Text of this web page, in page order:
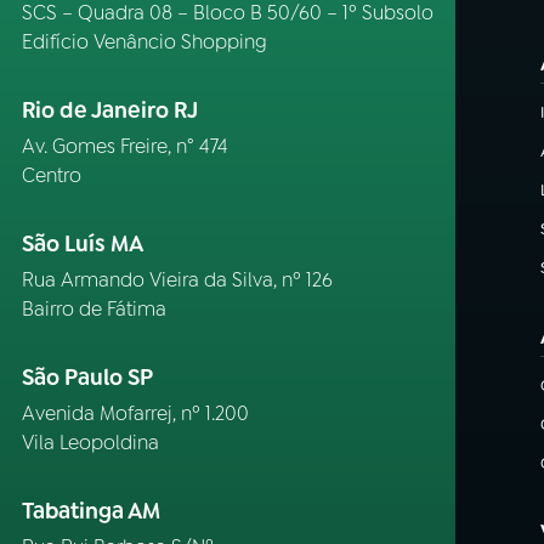
SCS – Quadra 08 – Bloco B 50/60 – 1º Subsolo
Edifício Venâncio Shopping
Rio de Janeiro RJ
Av. Gomes Freire, n° 474
Centro
São Luís MA
Rua Armando Vieira da Silva, nº 126
Bairro de Fátima
São Paulo SP
Avenida Mofarrej, nº 1.200
Vila Leopoldina
Tabatinga AM